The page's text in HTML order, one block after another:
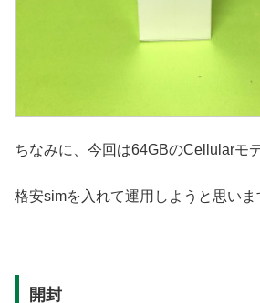
ちなみに、今回は64GBのCellularモ
格安simを入れて運用しようと思いま
開封